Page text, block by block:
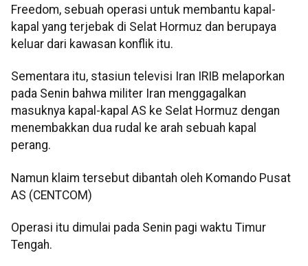
Freedom, sebuah operasi untuk membantu kapal-
kapal yang terjebak di Selat Hormuz dan berupaya
keluar dari kawasan konflik itu.
Sementara itu, stasiun televisi Iran IRIB melaporkan
pada Senin bahwa militer Iran menggagalkan
masuknya kapal-kapal AS ke Selat Hormuz dengan
menembakkan dua rudal ke arah sebuah kapal
perang.
Namun klaim tersebut dibantah oleh Komando Pusat
AS (CENTCOM)
Operasi itu dimulai pada Senin pagi waktu Timur
Tengah.